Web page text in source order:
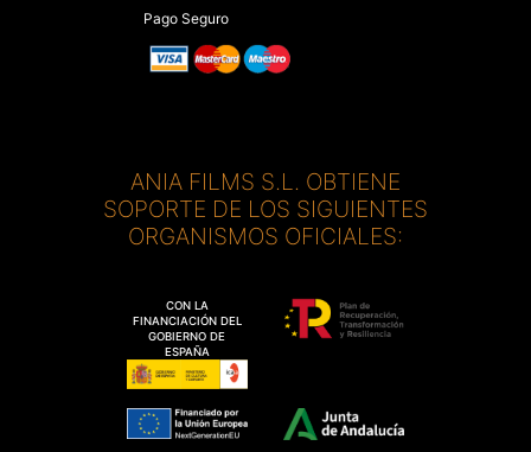
Pago Seguro
ANIA FILMS S.L. OBTIENE
SOPORTE DE LOS SIGUIENTES
ORGANISMOS OFICIALES:
CON LA
FINANCIACIÓN DEL
GOBIERNO DE
ESPAÑA